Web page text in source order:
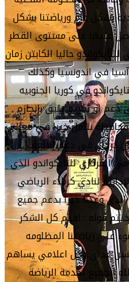
بشكل عام ورياضتنا بشكل
عليها على مستوى القطر
حاليا الكابتن زمان
في اندونسيا وكذلك
في كوريا الجنوبيه
اي دعم او تكريم يليق بإنجازه
نتأمل خيرا في معالي
درجال في دعم الالعاب
المركزي للتايكواندو الذي
لنادي كربلاء الرياضي
وعدنا خيراً بدعم جميع
قوله : اقدم كل الشكر
على رياضتنا المظلومه
حسن عداي وكل اعلامي يساهم
الجميع لخدمة الرياضة